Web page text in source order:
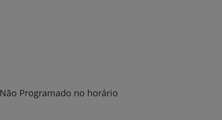
Programado no horário